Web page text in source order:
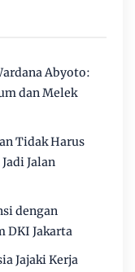
Abyoto:
dan Melek
Tidak Harus
Jalan
dengan
DKI Jakarta
Jajaki Kerja